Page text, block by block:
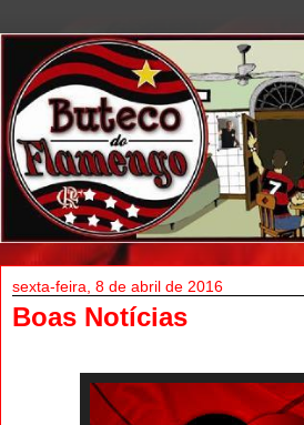
sexta-feira, 8 de abril de 2016
Boas Notícias